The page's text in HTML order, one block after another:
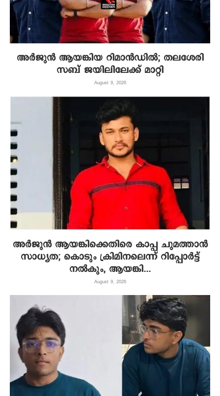
അർജുൻ ആയങ്കിയ റിമാൻഡിൽ; തലശേരി
സബ് ജയിലിലേക്ക് മാറ്റി
August 9, 2026
അർജുൻ ആയങ്കിക്കെതിരെ കാപ്പ ചുമത്താൻ
സാധ്യത; കൊടും ക്രിമിനലെന്ന് റിപ്പോർട്ട്
നൽകും, ആയങ്കി...
August 9, 2026